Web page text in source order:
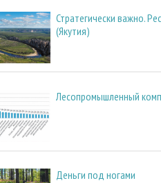
Стратегически важно.
(Якутия)
Лесопромышленный
Деньги под ногами